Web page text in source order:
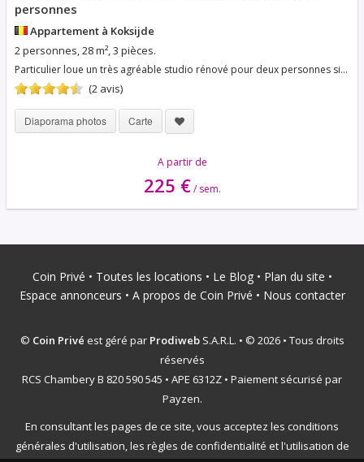
personnes
Appartement à Koksijde
2 personnes, 28 m², 3 pièces.
Particulier loue un très agréable studio rénové pour deux personnes situé dans le centre à quelques minutes à pied de la digue de mer et près de tous les commerces. Endroit très calme et reposant ( situé sur l'arrière de l'immeuble) -Le studio, très fonctionnel et cosy, est équipé
(2 avis)
Diaporama photos Carte
A partir de
225 € / sem.
Coin Privé • Toutes les locations • Le Blog• Plan du site •
Espace annonceurs • A propos de Coin Privé • Nous contacter
© Coin Privé est géré par ProdiwebS.A.R.L. • © 2026 • Tous droits
réservés
RCS Chambery B 820 590 545 • APE 6312Z • Paiement sécurisé par
Payzen.
En consultant les pages de ce site, vous acceptez les conditions
générales d'utilisation, les règles de confidentialité et l'utilisation de